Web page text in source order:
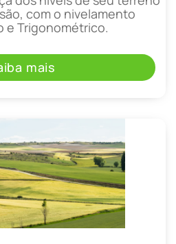
com o nivelamento
e Trigonométrico.
mais